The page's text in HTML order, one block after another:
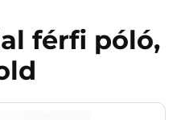
férfi póló,